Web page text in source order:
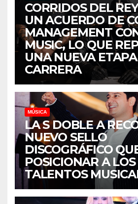
CORRIDOS DEL
UN ACUERDO DE
MANAGEMENT
MUSIC, LO QUE
UNA NUEVA
CARRERA
MÚSICA
LA S DOBLE A
NUEVO SELLO
DISCOGRÁFICO
POSICIONAR A
TALENTOS